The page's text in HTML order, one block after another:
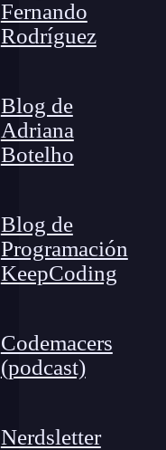
Fernando
Rodríguez
Blog de
Adriana
Botelho
Blog de
Programación
KeepCoding
Codemacers
(podcast)
Nerdsletter